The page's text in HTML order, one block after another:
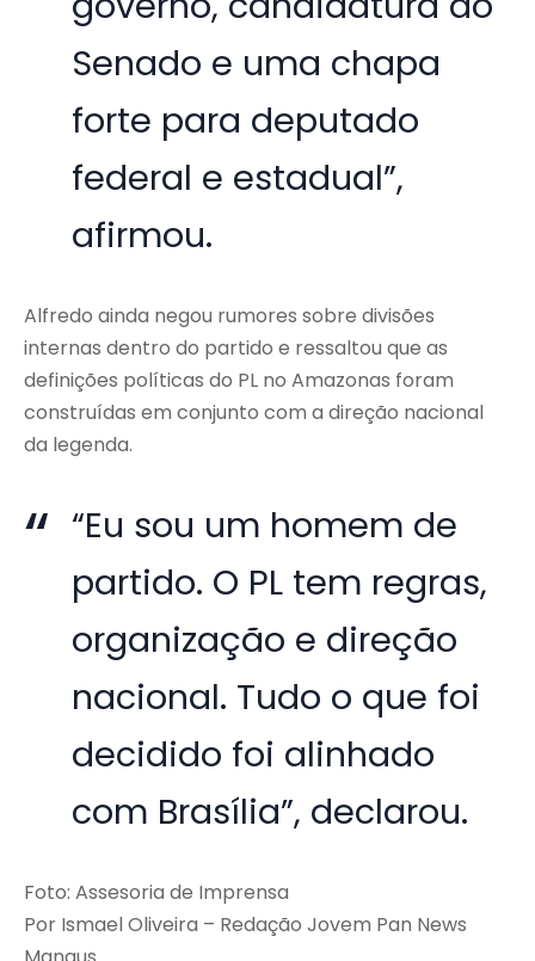
Senado e uma chapa
forte para deputado
federal e estadual”,
afirmou.
Alfredo ainda negou rumores sobre divisões
internas dentro do partido e ressaltou que as
definições políticas do PL no Amazonas foram
construídas em conjunto com a direção nacional
da legenda.
“Eu sou um homem de
partido. O PL tem regras,
organização e direção
nacional. Tudo o que foi
decidido foi alinhado
com Brasília”, declarou.
Foto: Assesoria de Imprensa
Por Ismael Oliveira – Redação Jovem Pan News